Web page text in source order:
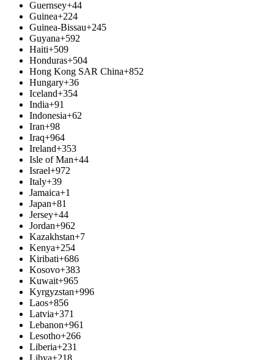
Guernsey+44
Guinea+224
Guinea-Bissau+245
Guyana+592
Haiti+509
Honduras+504
Hong Kong SAR China+852
Hungary+36
Iceland+354
India+91
Indonesia+62
Iran+98
Iraq+964
Ireland+353
Isle of Man+44
Israel+972
Italy+39
Jamaica+1
Japan+81
Jersey+44
Jordan+962
Kazakhstan+7
Kenya+254
Kiribati+686
Kosovo+383
Kuwait+965
Kyrgyzstan+996
Laos+856
Latvia+371
Lebanon+961
Lesotho+266
Liberia+231
Libya+218